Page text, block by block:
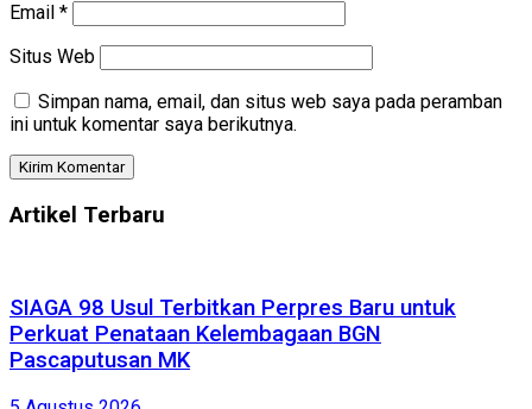
Email *
Situs Web
Simpan nama, email, dan situs web saya pada peramban
ini untuk komentar saya berikutnya.
Artikel Terbaru
SIAGA 98 Usul Terbitkan Perpres Baru untuk
Perkuat Penataan Kelembagaan BGN
Pascaputusan MK